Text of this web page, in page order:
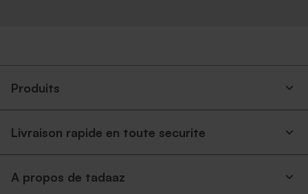
Produits
Livraison rapide en toute securite
A propos de tadaaz